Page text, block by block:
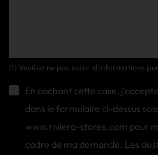
(1) Veuillez ne pas saisir d'informations
En cochant cette case,
dans le formulaire ci-dessus
www.riviera-stores.com pour
cadre de ma demande. Les